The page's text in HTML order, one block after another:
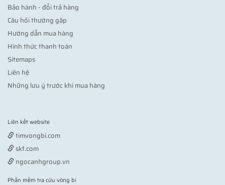
Bảo hành - đổi trả hàng
Câu hỏi thường gặp
Hướng dẫn mua hàng
Hình thức thanh toán
Sitemaps
Liên hệ
Những lưu ý trước khi mua hàng
Liên kết website
timvongbi.com
skf.com
ngocanhgroup.vn
Phần mềm tra cứu vòng bi